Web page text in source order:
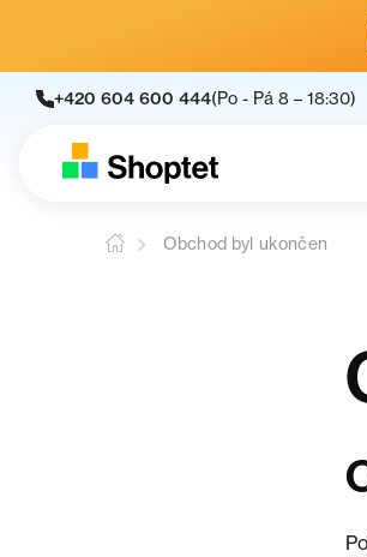
+420 604 600 444(Po - Pá 8 – 18:30)
Obchod byl ukončen